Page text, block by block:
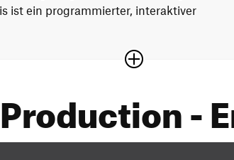
ist ein programmierter, interaktiver
-